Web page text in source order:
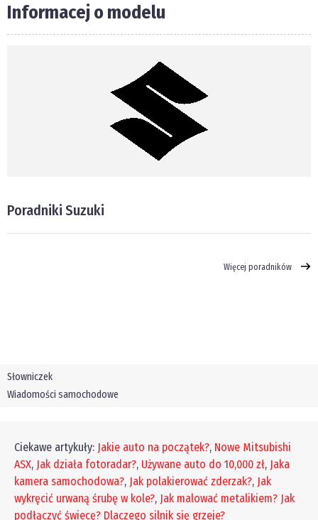
Informacej o modelu
Poradniki Suzuki
Więcej poradników
Słowniczek
Wiadomości samochodowe
Ciekawe artykuły: Jakie auto na początek?, Nowe Mitsubishi
ASX, Jak działa fotoradar?, Używane auto do 10,000 zł, Jaka
kamera samochodowa?, Jak polakierować zderzak?, Jak
wykręcić urwaną śrubę w kole?, Jak malować metalikiem? Jak
podłączyć świecę? Dlaczego silnik się grzeje?